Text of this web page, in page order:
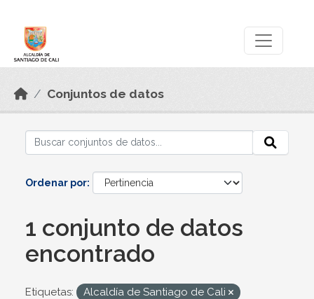
Conjuntos de datos
Ordenar por
1 conjunto de datos
encontrado
Etiquetas:
Alcaldía de Santiago de Cali